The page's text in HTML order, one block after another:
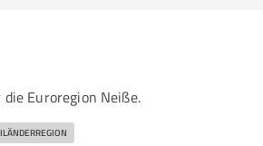
Euroregion Neiße.